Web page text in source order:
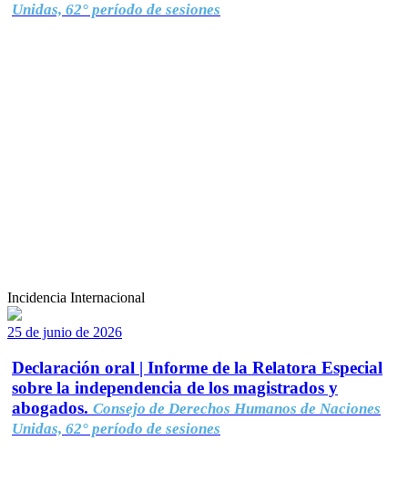
Unidas, 62° período de sesiones
Incidencia Internacional
25 de junio de 2026
Declaración oral | Informe de la Relatora Especial
sobre la independencia de los magistrados y
abogados. Consejo de Derechos Humanos de Naciones
Unidas, 62° período de sesiones